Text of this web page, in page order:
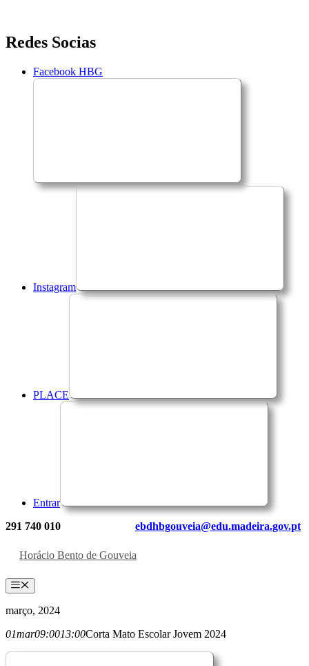
Saltar
para
conteúdo
Redes Socias
Facebook HBG
Instagram
PLACE
Entrar
291 740 010 ebdhbgouveia@edu.madeira.gov.pt
Horácio Bento de Gouveia
Menu
março, 2024
01mar09:0013:00Corta Mato Escolar Jovem 2024